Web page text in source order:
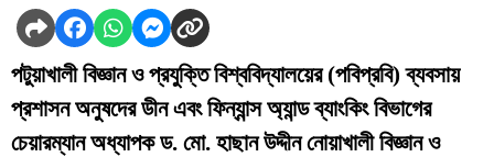
পটুয়াখালী বিজ্ঞান ও প্রযুক্তি বিশ্ববিদ্যালয়ের (পবিপ্রবি) ব্যবসায়
প্রশাসন অনুষদের ডীন এবং ফিন্যান্স অ্যান্ড ব্যাংকিং বিভাগের
চেয়ারম্যান অধ্যাপক ড. মো. হাছান উদ্দীন নোয়াখালী বিজ্ঞান ও